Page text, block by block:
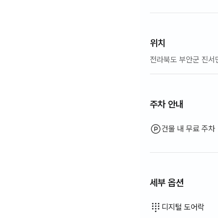
위치
전라북도 부안군 진서
주차 안내
건물 내 무료 주차
세부 옵션
디지털 도어락
식탁 및 의자
소파
사무용 책상
이용 불가:
열쇠 잠금 장치
이용 불가:
외부 CCTV
이용 불가:
경비실 · 경비원
이용 불가:
소화기
이용 불가:
건조기
이용 불가:
공용 가스레인지 ·
이용 불가:
공용 냉장고
이용 불가:
공용 전자레인지
이용 불가:
공용 세탁기
이용 불가:
공용 건조기
이용 불가:
보일러 (도시가스)
이용 불가:
옷장
드라이기
토퍼 · 접이식 매트리스
세탁 세제
식기 세정제
수세미
청소기
전기 주전자
전기 밥솥
조리 도구 (도마, 칼, 가위
냄비 · 후라이팬
기본 식기 (그릇, 컵 등)
야외 바베큐 시설
테라스
행거
LPG 가스
유선 인터넷
빨래 건조대
이용 불가: 욕조
이용 불가: 비데
이용 불가: 필터 샤워기
이용 불가: 바디워시
이용 불가: 샴푸 · 린스
이용 불가: 비누
이용 불가: 화장지
이용 불가: 칫솔
이용 불가: 치약
이용 불가: 수건
이용 불가: 블라인드
이용 불가: 암막 커튼
이용 불가: 빗자루
이용 불가: 섬유 유연제
이용 불가: 음식물 쓰레기
이용 불가: 쓰레기 봉투
이용 불가: 행주
이용 불가: 엘리베이터
이용 불가: 무료 피트니스
이용 불가: 수영장
이용 불가: 무료 공용 사우
이용 불가: 스파 · 월풀
이용 불가: 자쿠지 · 히노
이용 불가: 좌식 식탁
이용 불가: 소파베드
이용 불가: 선풍기
이용 불가: 전기보일러
이용 불가: 기름(등유) 난방
이용 불가: 신재생 에너지
이용 불가: 빔프로젝터
이용 불가: 다리미
이용 불가: 세탁건조기 일